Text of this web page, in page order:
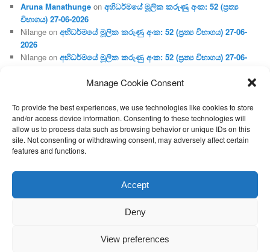
Manage Cookie Consent
To provide the best experiences, we use technologies like cookies to store
and/or access device information. Consenting to these technologies will
allow us to process data such as browsing behavior or unique IDs on this
site. Not consenting or withdrawing consent, may adversely affect certain
features and functions.
Accept
Deny
View preferences
Aruna Manathunge onඅභිධර්මයේ මූලික කරුණු අංක: 52 (ප්‍ර‍ත්‍ය
විභාගය) 27-06-2026
Nilange onඅභිධර්මයේ මූලික කරුණු අංක: 52 (ප්‍ර‍ත්‍ය විභාගය) 27-06-
2026
Nilange onඅභිධර්මයේ මූලික කරුණු අංක: 52 (ප්‍ර‍ත්‍ය විභාගය) 27-06-
Aruna Manathungeonඅභිධර්මයේ මූලික කරුණු අංක: 46 (හෘදය,
Gunaratneonඅභිධර්මයේ මූලික කරුණු අංක: 46 (හෘදය, ජීවිත,
ආහාර රූප) 02-05-2026
Proudly powered by WordPress